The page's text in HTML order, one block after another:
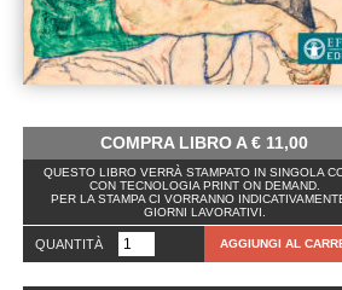
COMPRA LIBRO A€ 11,00
QUESTO LIBRO VERRÀ STAMPATO IN SINGOLA
CON TECNOLOGIA PRINT ON DEMAND.
PER LA STAMPA CI VORRANNO
GIORNI LAVORATIVI.
QUANTITÀ AGGIUNGI AL